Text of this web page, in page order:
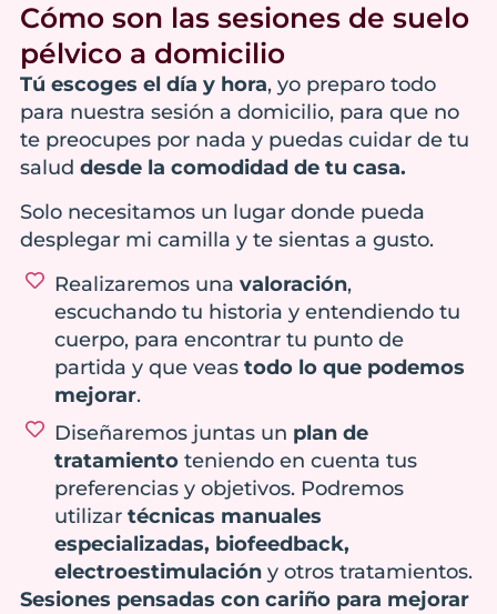
Cómo son las sesiones de suelo
pélvico a domicilio
Tú escoges el día y hora, yo preparo todo
para nuestra sesión a domicilio, para que no
te preocupes por nada y puedas cuidar de tu
salud desde la comodidad de tu casa.
Solo necesitamos un lugar donde pueda
desplegar mi camilla y te sientas a gusto.
Realizaremos unavaloración,
escuchando tu historia y entendiendo tu
cuerpo, para encontrar tu punto de
partida y que veastodo lo que podemos
mejorar.
Diseñaremos juntas un plan de
tratamiento teniendo en cuenta tus
preferencias y objetivos. Podremos
utilizartécnicas manuales
especializadas, biofeedback,
electroestimulación y otros tratamientos.
Sesiones pensadas con cariño para mejorar